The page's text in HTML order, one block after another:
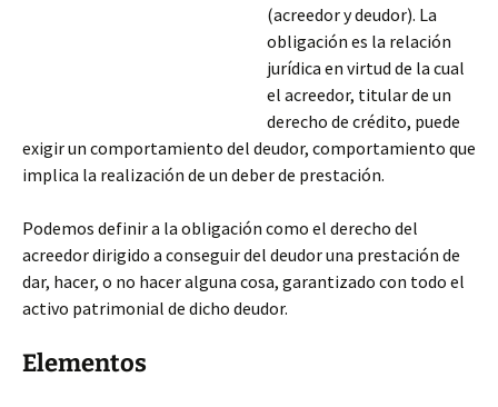
(acreedor y deudor). La
obligación es la relación
jurídica en virtud de la cual
el acreedor, titular de un
derecho de crédito, puede
exigir un comportamiento del deudor, comportamiento que
implica la realización de un deber de prestación.
Podemos definir a la obligación como el derecho del
acreedor dirigido a conseguir del deudor una prestación de
dar, hacer, o no hacer alguna cosa, garantizado con todo el
activo patrimonial de dicho deudor.
Elementos